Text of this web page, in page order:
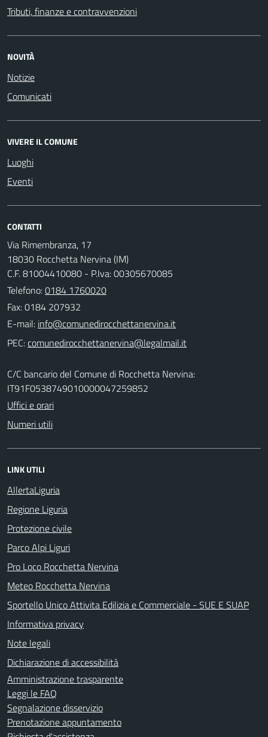
Tributi, finanze e contravvenzioni
NOVITÀ
Notizie
Comunicati
VIVERE IL COMUNE
Luoghi
Eventi
CONTATTI
Via Rimembranza, 17
18030 Rocchetta Nervina (IM)
C.F. 81004410080 - P.Iva: 00305670085
Telefono:0184 1760020
Fax: 0184 207932
E-mail:
PEC:
C/C bancario del Comune di Rocchetta Nervina:
IT91F0538749010000047259852
Uffici e orari
Numeri utili
LINK UTILI
AllertaLiguria
Regione Liguria
Protezione civile
Parco Alpi Liguri
Pro Loco Rocchetta Nervina
Meteo Rocchetta Nervina
Sportello Unico Attivita Edilizia e Commerciale - SUE E SUAP
Informativa privacy
Note legali
Dichiarazione di accessibilità
Amministrazione trasparente
Leggi le FAQ
Segnalazione disservizio
Prenotazione appuntamento